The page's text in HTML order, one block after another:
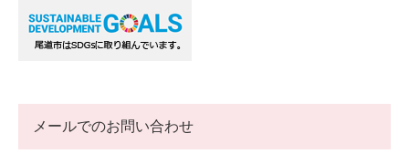
メールでのお問い合わせ